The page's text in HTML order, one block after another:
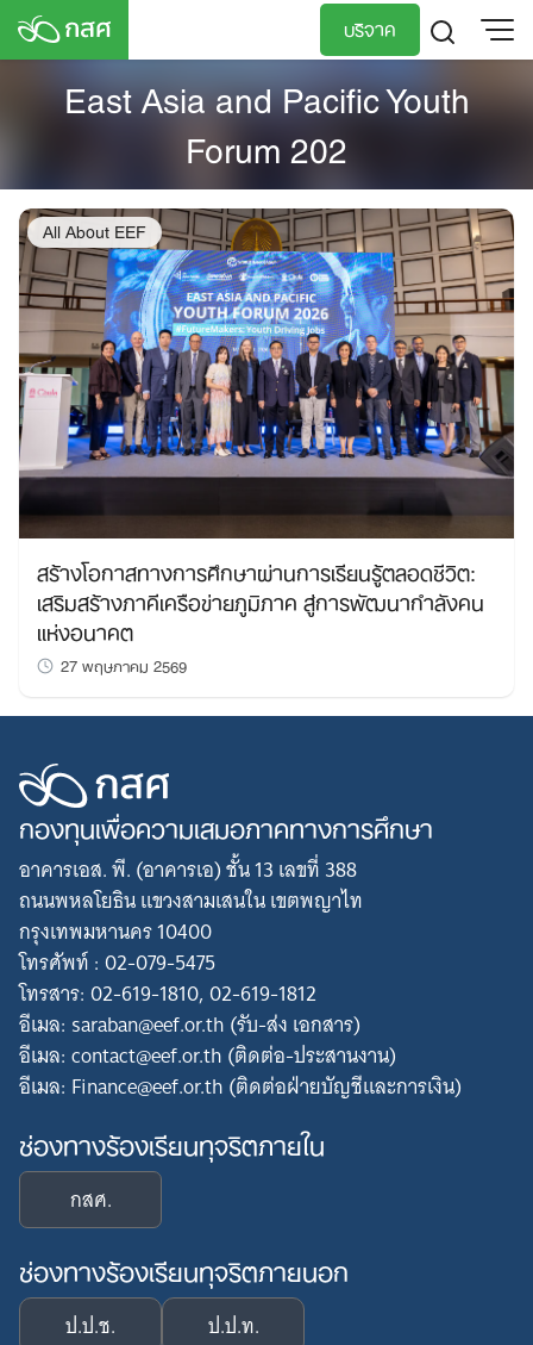
Skip
บริจาค
TH
EN
East Asia and Pacific Youth
Forum 202
All About EEF
สร้างโอกาสทางการศึกษาผ่านการเรียนรู้ตลอดชีวิต:
เสริมสร้างภาคีเครือข่ายภูมิภาค สู่การพัฒนากำลังคน
แห่งอนาคต
27 พฤษภาคม 2569
กองทุนเพื่อความเสมอภาคทางการศึกษา
อาคารเอส. พี. (อาคารเอ) ชั้น 13 เลขที่ 388
ถนนพหลโยธิน แขวงสามเสนใน เขตพญาไท
กรุงเทพมหานคร 10400
โทรศัพท์ : 02-079-5475
โทรสาร: 02-619-1810, 02-619-1812
อีเมล: saraban@eef.or.th (รับ-ส่ง เอกสาร)
อีเมล: contact@eef.or.th (ติดต่อ-ประสานงาน)
อีเมล: Finance@eef.or.th (ติดต่อฝ่ายบัญชีและการเงิน)
ช่องทางร้องเรียนทุจริตภายใน
กสศ.
ช่องทางร้องเรียนทุจริตภายนอก
ป.ป.ช. ป.ป.ท.